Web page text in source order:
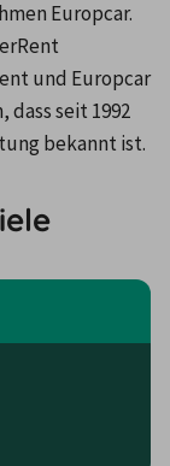
Europcar.
und Europcar
seit 1992
bekannt ist.